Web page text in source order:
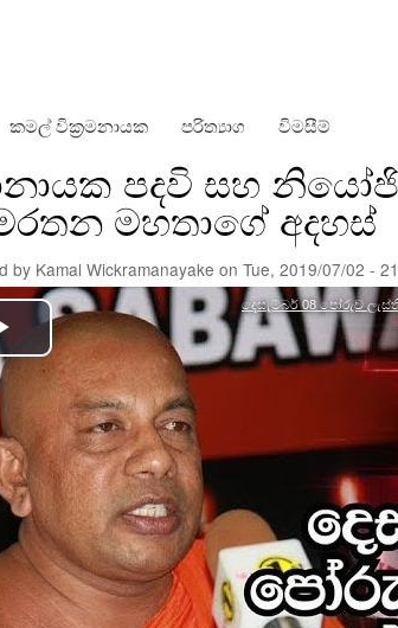
කමල් වික්‍රමනායක පරිත්‍යාග විමසීම්
පදවි සහ
මහතාගේ අදහස්
by Kamal Wickramanayake on Tue, 2019/07/02 -